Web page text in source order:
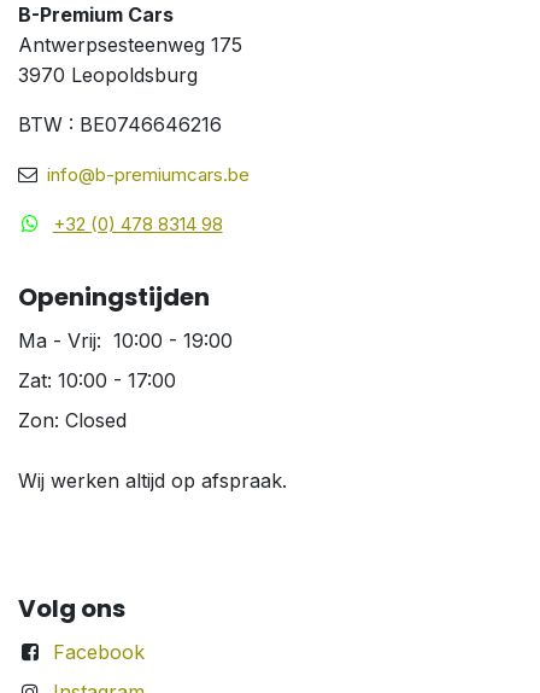
B-Premium Cars
Antwerpsesteenweg 175
3970 Leopoldsburg
BTW : BE0746646216
info@b-premiumcars.be
+32 (0) 478 8314 98
Openingstijden
Ma - Vrij: 10:00 - 19:00
Zat: 10:00 - 17:00
Zon: Closed
Wij werken altijd op afspraak.
Volg ons
Facebook